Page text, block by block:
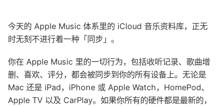
今天的 Apple Music 体系里的 iCloud 音乐资料库，正无
时无刻不进行着一种「同步」。
你在 Apple Music 里的一切行为，包括收听记录、歌曲增
删、喜欢、评分，都会被同步到你的所有设备上。无论是
Mac 还是 iPad，iPhone 或 Apple Watch，HomePod、
Apple TV 以及 CarPlay。如果你所有的硬件都是最新的，